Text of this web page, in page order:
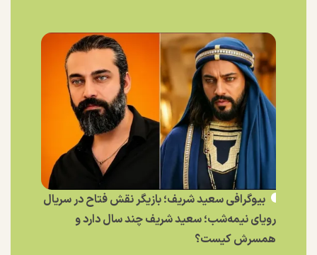
بیوگرافی سعید شریف؛ بازیگر نقش فتاح در سریال
رویای نیمه‌شب؛ سعید شریف چند سال دارد و
همسرش کیست؟